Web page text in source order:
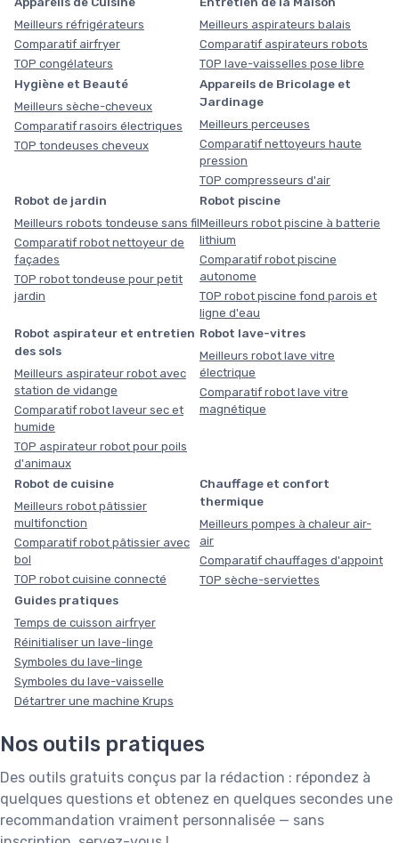
Meilleurs réfrigérateurs
Comparatif airfryer
TOP congélateurs
Meilleurs aspirateurs balais
Comparatif aspirateurs robots
TOP lave-vaisselles pose libre
Hygiène et Beauté
Meilleurs sèche-cheveux
Comparatif rasoirs électriques
TOP tondeuses cheveux
Appareils de Bricolage et
Jardinage
Meilleurs perceuses
Comparatif nettoyeurs haute
pression
TOP compresseurs d'air
Robot de jardin
Meilleurs robots tondeuse sans fil
Comparatif robot nettoyeur de
façades
TOP robot tondeuse pour petit
jardin
Robot piscine
Meilleurs robot piscine à batterie
lithium
Comparatif robot piscine
autonome
TOP robot piscine fond parois et
ligne d'eau
Robot aspirateur et entretien
des sols
Meilleurs aspirateur robot avec
station de vidange
Comparatif robot laveur sec et
humide
TOP aspirateur robot pour poils
d'animaux
Robot lave-vitres
Meilleurs robot lave vitre
électrique
Comparatif robot lave vitre
magnétique
Robot de cuisine
Meilleurs robot pâtissier
multifonction
Comparatif robot pâtissier avec
bol
TOP robot cuisine connecté
Chauffage et confort
thermique
Meilleurs pompes à chaleur air-
air
Comparatif chauffages d'appoint
TOP sèche-serviettes
Guides pratiques
Temps de cuisson airfryer
Réinitialiser un lave-linge
Symboles du lave-linge
Symboles du lave-vaisselle
Détartrer une machine Krups
Nos outils pratiques
Des outils gratuits conçus par la rédaction : répondez à
quelques questions et obtenez en quelques secondes une
recommandation vraiment personnalisée — sans